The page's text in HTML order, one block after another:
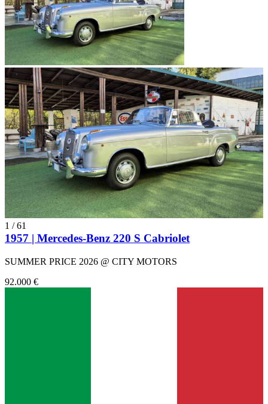
1 /61
1957 | Mercedes-Benz 220 S Cabriolet
SUMMER PRICE 2026 @ CITY MOTORS
92.000 €